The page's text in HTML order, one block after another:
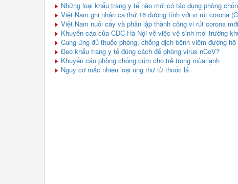
Những loại khẩu trang y tế nào mới có tác dụng phòng
Việt Nam ghi nhận ca thứ 16 dương tính với vi rút corona
Việt Nam nuôi cấy và phân lập thành công vi rút corona
Khuyến cáo của CDC Hà Nội về việc vệ sinh môi trường
Cung ứng đủ thuốc phòng, chống dịch bệnh viêm đường
Đeo khẩu trang y tế đúng cách để phòng virus nCoV?
Khuyến cáo phòng chống cúm cho trẻ trong mùa lạnh
Nguy cơ mắc nhiều loại ung thư từ thuốc lá